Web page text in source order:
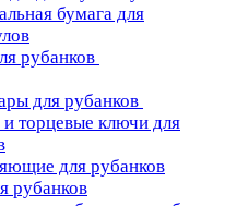
бумага для
рубанков
для рубанков
торцевые ключи для
для рубанков
рубанков